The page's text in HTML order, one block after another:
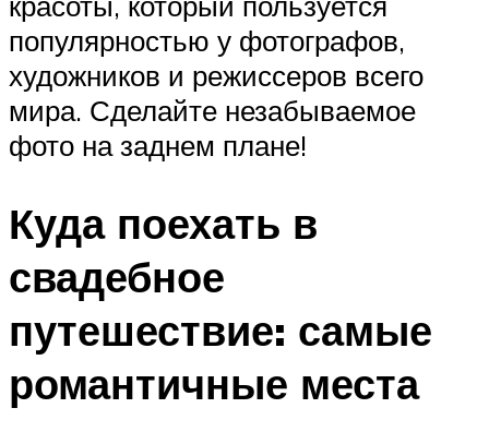
популярностью у фотографов,
художников и режиссеров всего
мира. Сделайте незабываемое
фото на заднем плане!
Куда поехать в
свадебное
путешествие: самые
романтичные места